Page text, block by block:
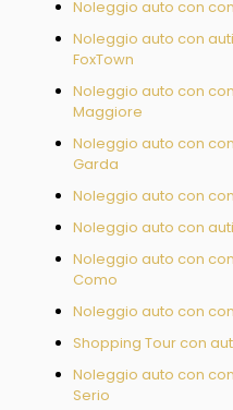
Noleggio auto con
Noleggio auto con
FoxTown
Noleggio auto con
Maggiore
Noleggio auto con
Garda
Noleggio auto con
Noleggio auto con
Noleggio auto con
Como
Noleggio auto con
Shopping Tour con
Noleggio auto con
Serio